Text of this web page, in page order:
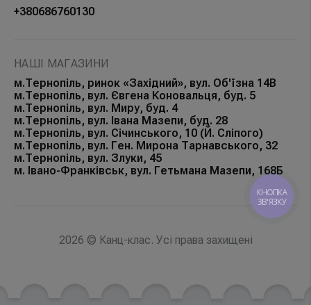
+380686760130
НАШІ МАГАЗИНИ
м.Тернопіль, ринок «Західний», вул. Об'їзна 14В
м.Тернопіль, вул. Євгена Коновальця, буд. 5
м.Тернопіль, вул. Миру, буд. 4
м.Тернопіль, вул. Івана Мазепи, буд. 28
м.Тернопіль, вул. Січинського, 10 (Й. Сліпого)
м.Тернопіль, вул. Ген. Мирона Тарнавського, 32
м.Тернопіль, вул. Злуки, 45
м. Івано-Франківськ, вул. Гетьмана Мазепи, 168Б
2026 © Канц-клас. Усі права захищені
КНОПКА
ЗВ'ЯЗКУ